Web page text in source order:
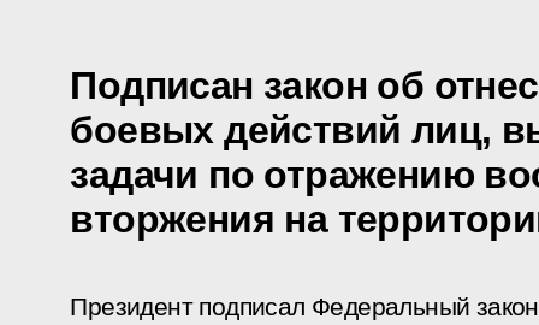
Подписан закон об
боевых действий лиц,
задачи по отражению
вторжения на
Президент подписал Федеральный